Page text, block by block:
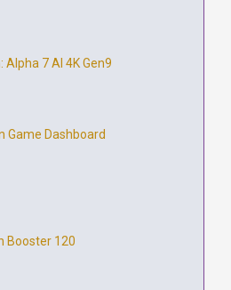
7 AI 4K Gen9
Game Dashboard
Booster 120